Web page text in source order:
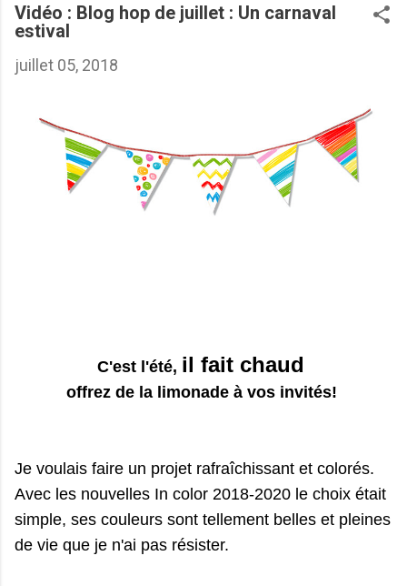
Vidéo : Blog hop de juillet : Un carnaval
estival
juillet 05, 2018
C'est l'été, il fait chaud
offrez de la limonade à vos invités!
Je voulais faire un projet rafraîchissant et colorés.
Avec les nouvelles In color 2018-2020 le choix était
simple, ses couleurs sont tellement belles et pleines
de vie que je n'ai pas résister.